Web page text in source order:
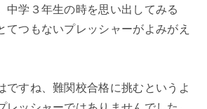
中学３年生の時を思い出してみる
てつもないプレッシャーがよみがえ
ですね、難関校合格に挑むというよ